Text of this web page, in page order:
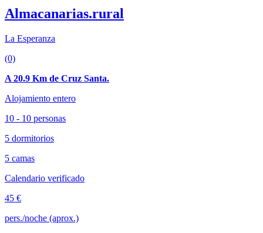
Almacanarias.rural
La Esperanza
(0)
A 20.9 Km de Cruz Santa.
Alojamiento entero
10 - 10 personas
5 dormitorios
5 camas
Calendario verificado
45 €
pers./noche (aprox.)